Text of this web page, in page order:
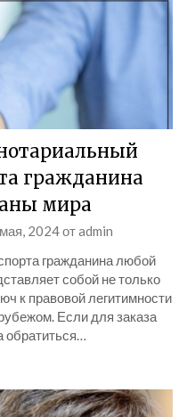
гражданина
мира
2024отadmin
гражданина любой
собой не только
к правовой легитимности
Если для заказа
обратиться…